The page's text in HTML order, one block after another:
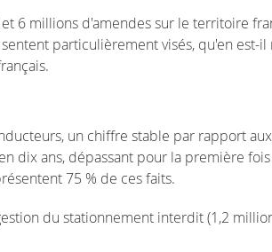
6 millions d'amendes sur le territoire
particulièrement visés, qu'en est-
un chiffre stable par rapport
dix ans, dépassant pour la première
75 % de ces faits.
du stationnement interdit (1,2